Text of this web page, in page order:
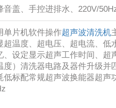
盖、手控进排水、220V/
单片机软件操作超声波清洗机
超温度、超电压、超电流、低
、设定显示超声工作时间、超
度）清洗器电路及器件升级并
低标配常规超声波换能器超声